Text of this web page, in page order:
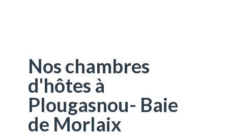
Nos chambres
d'hôtes à
Plougasnou- Baie
de Morlaix